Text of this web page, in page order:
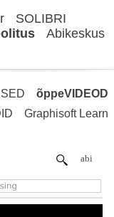
SOLIBRI
Abikeskus
õppeVIDEOD
Graphisoft Learn
abi